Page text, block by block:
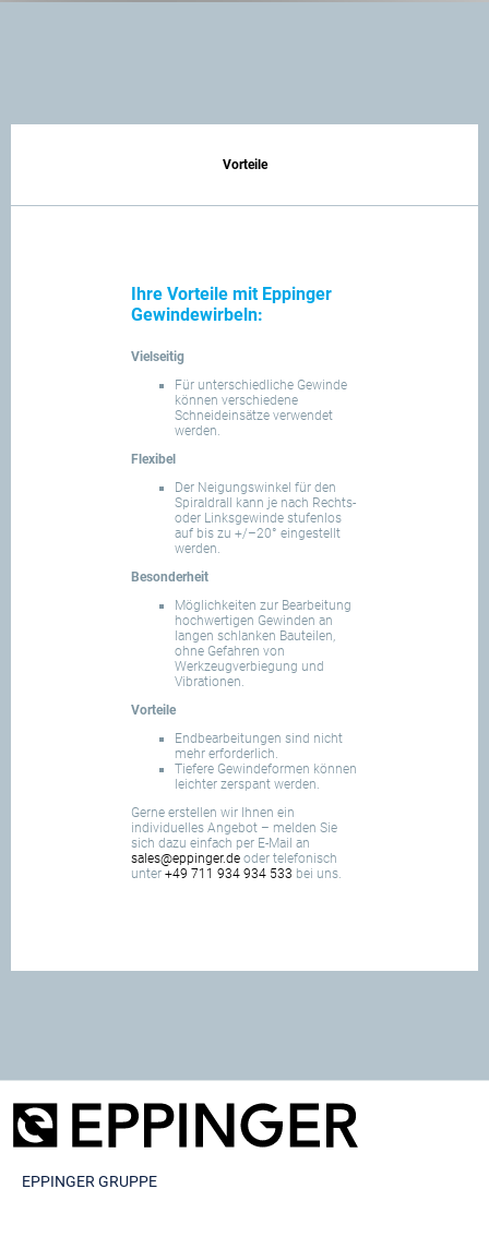
Vorteile
Ihre Vorteile mit Eppinger
Gewindewirbeln:
Vielseitig
Für unterschiedliche Gewinde
können verschiedene
Schneideinsätze verwendet
werden.
Flexibel
Der Neigungswinkel für den
Spiraldrall kann je nach Rechts-
oder Linksgewinde stufenlos
auf bis zu +/–20° eingestellt
werden.
Besonderheit
Möglichkeiten zur Bearbeitung
hochwertigen Gewinden an
langen schlanken Bauteilen,
ohne Gefahren von
Werkzeugverbiegung und
Vibrationen.
Vorteile
Endbearbeitungen sind nicht
mehr erforderlich.
Tiefere Gewindeformen können
leichter zerspant werden.
Gerne erstellen wir Ihnen ein
individuelles Angebot – melden Sie
sich dazu einfach per E-Mail an
sales@eppinger.de oder telefonisch
unter +49 711 934 934 533 bei uns.
EPPINGER GRUPPE